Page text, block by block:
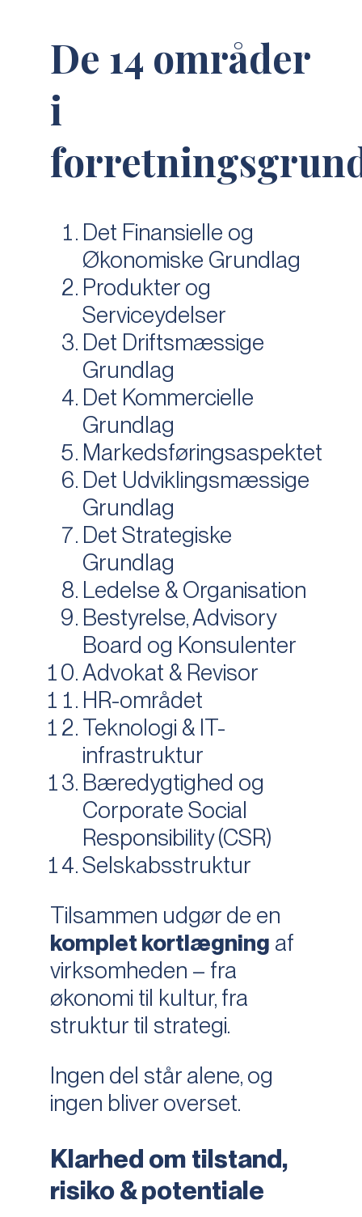
De 14 områder
i
Det Finansielle og
Økonomiske Grundlag
Produkter og
Serviceydelser
Det Driftsmæssige
Grundlag
Det Kommercielle
Grundlag
Markedsføringsaspektet
Det Udviklingsmæssige
Grundlag
Det Strategiske
Grundlag
Ledelse & Organisation
Bestyrelse, Advisory
Board og Konsulenter
Advokat & Revisor
HR-området
Teknologi & IT-
infrastruktur
Bæredygtighed og
Corporate Social
Responsibility (CSR)
Selskabsstruktur
Tilsammen udgør de en
komplet kortlægning af
virksomheden – fra
økonomi til kultur, fra
struktur til strategi.
Ingen del står alene, og
ingen bliver overset.
Klarhed om tilstand,
risiko & potentiale